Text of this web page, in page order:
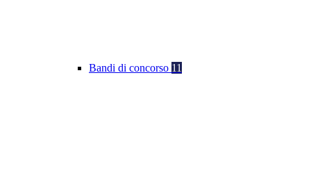
Bandi di concorso 11